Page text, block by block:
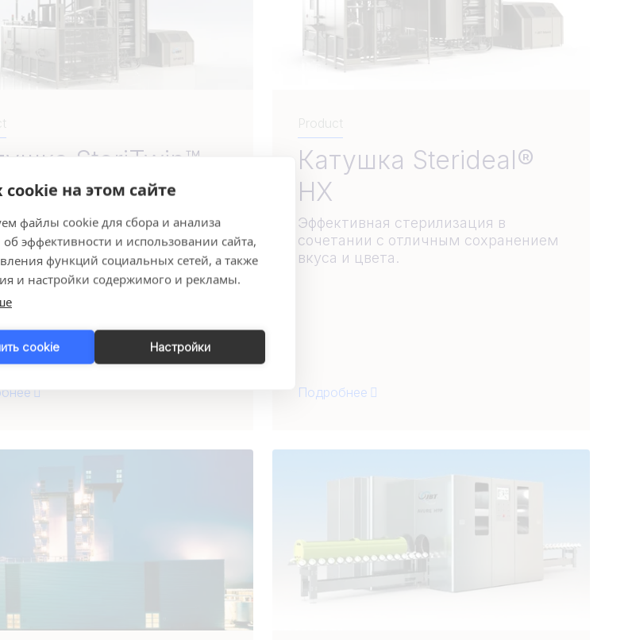
на этом сайте
файлы cookie для сбора и анализа
эффективности и использовании сайта,
функций социальных сетей, а также
и настройки содержимого и рекламы.
cookie Настройки
SteriTwin™
как прямой, так и
эффективность,
и гибкость.
Product
Катушка Sterideal®
HX
Эффективная стерилизация в
сочетании с отличным сохранением
вкуса и цвета.
Подробнее